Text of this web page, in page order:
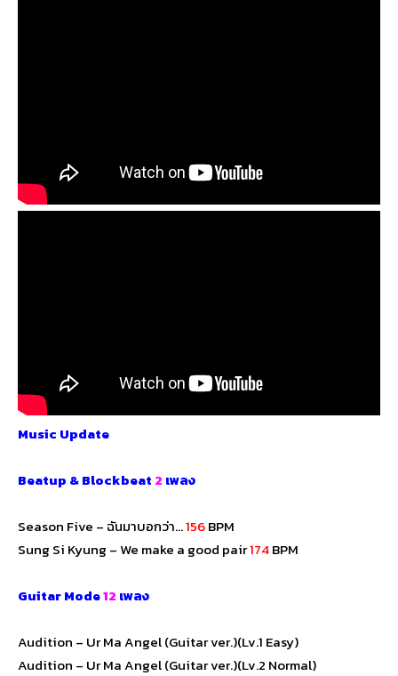
Music Update
Beatup & Blockbeat 2 เพลง
Season Five – ฉันมาบอกว่า…156BPM
Sung Si Kyung – We make a good pair174BPM
Guitar Mode12 เพลง
Audition – Ur Ma Angel (Guitar ver.)(Lv.1 Easy)
Audition – Ur Ma Angel (Guitar ver.)(Lv.2 Normal)